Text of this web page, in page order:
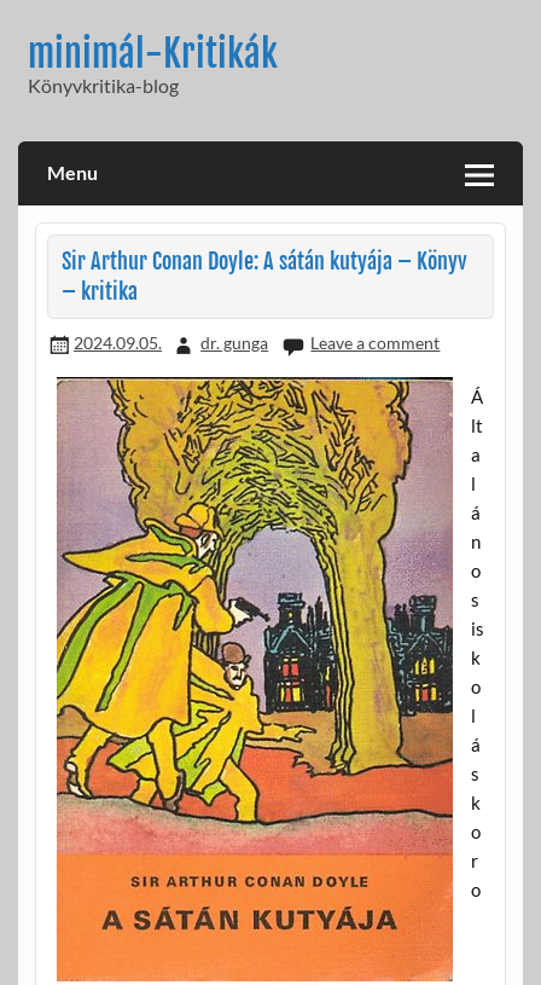
contentminimál-Kritikák
Könyvkritika-blog
Menu
Sir Arthur Conan Doyle: A sátán kutyája – Könyv
– kritika
2024.09.05. dr. gunga Leave a comment
Á
lt
a
l
á
n
o
s
is
k
o
l
á
s
k
o
r
o